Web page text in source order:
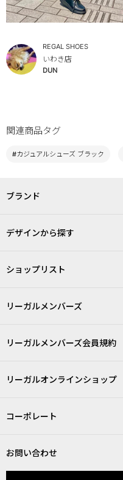
REGAL SHOES
いわき店
DUN
関連商品タグ
#カジュアルシューズ ブラック
ブランド
デザインから探す
ショップリスト
リーガルメンバーズ
リーガルメンバーズ会員規約
リーガルオンラインショップ
コーポレート
お問い合わせ